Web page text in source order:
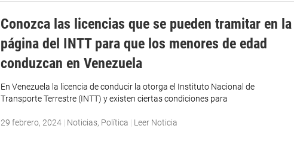
Conozca las licencias que se pueden tramitar en la
página del INTT para que los menores de edad
conduzcan en Venezuela
En Venezuela la licencia de conducir la otorga el Instituto Nacional de
Transporte Terrestre (INTT) y existen ciertas condiciones para
29 febrero, 2024 | Noticias, Política | Leer Noticia